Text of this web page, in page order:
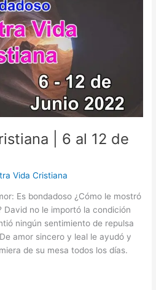
| 6 al 12 de
Vida Cristiana
Es bondadoso ¿Cómo le mostró
David no le importó la condición
ningún sentimiento de repulsa
amor sincero y leal le ayudó y
de su mesa todos los días.